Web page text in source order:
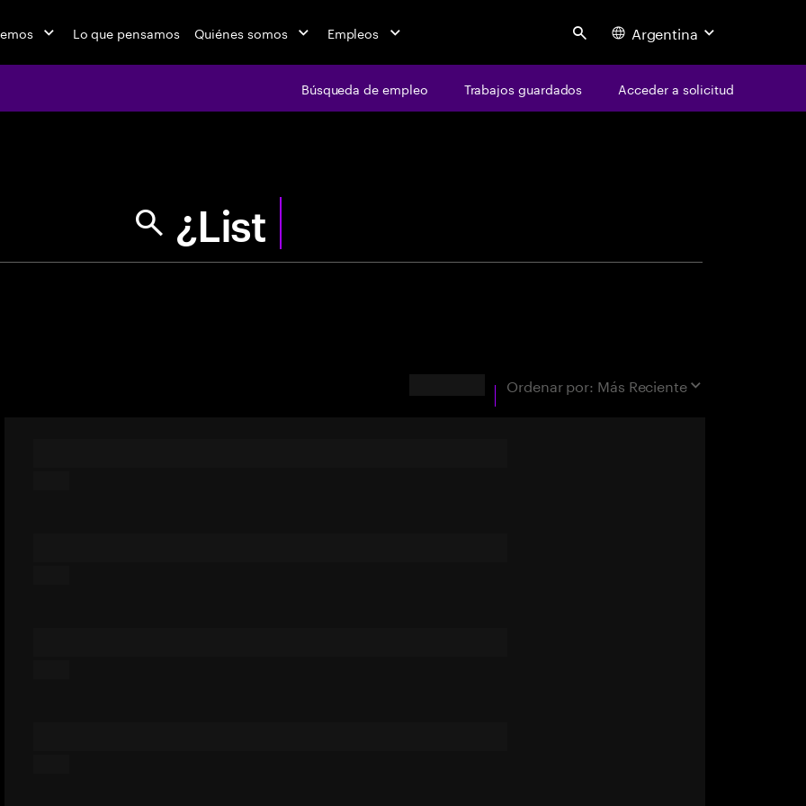
Lo que pensamos Quiénes somos Empleos Search Argentina
Búsqueda de empleo Trabajos guardados Acceder a solicitud
"Usa comillas para coincidencia exacta"
Ordenar por: Más Reciente